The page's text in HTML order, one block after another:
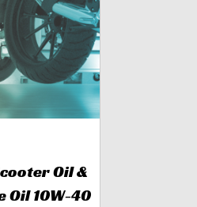
Oil &
Oil 10W-40